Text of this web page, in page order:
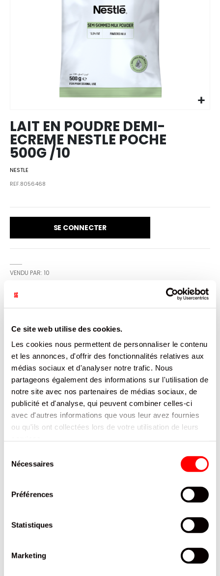
Ce site web utilise des cookies.
Les cookies nous permettent de personnaliser le contenu
et les annonces, d'offrir des fonctionnalités relatives aux
médias sociaux et d'analyser notre trafic. Nous
partageons également des informations sur l'utilisation de
notre site avec nos partenaires de médias sociaux, de
publicité et d'analyse, qui peuvent combiner celles-ci
avec d'autres informations que vous leur avez fournies
ou qu'ils ont collectées lors de votre utilisation de leurs
Nécessaires
Préférences
Statistiques
Marketing
images
gallery
LAIT EN POUDRE DEMI-
ECREME NESTLE POCHE
500G /10
NESTLE
REF.8056468
SE CONNECTER
VENDU PAR: 10
Lait demi-écrémé en poudre. Lait demi-écrémé en
poudre à dissolution instantanée à 15,5% de matières
grasses. Ce produit n'est pas destiné à l'alimentation des
nourrissons de moins de 12 mois.
CARACTÉRISTIQUES
DOCUMENTATION
PRODUITS QUI POURRAIENT VOUS